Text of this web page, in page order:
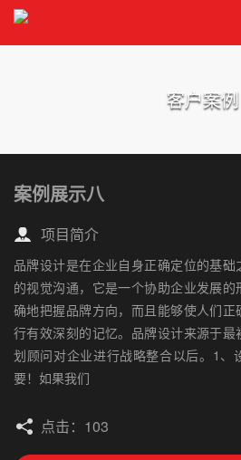
客户案例
案例展示八
项目简介
品牌设计是在企业自身正确定位的基
的视觉沟通，它是一个协助企业发展
确地把握品牌方向，而且能够使人们
行有效深刻的记忆。品牌设计来源于
划顾问对企业进行战略整合以后。1、
要！如果我们
点击：103